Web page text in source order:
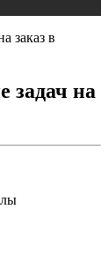
заказ в
задач на